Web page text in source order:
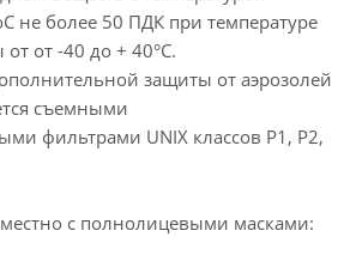
не более 50 ПДК при температуре
от -40 до + 40°С.
защиты от аэрозолей
съемными
фильтрами UNIX классов Р1, Р2,
с полнолицевыми масками: